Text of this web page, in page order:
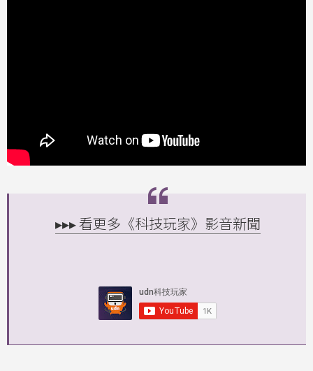
▸▸▸ 看更多《科技玩家》影音新聞